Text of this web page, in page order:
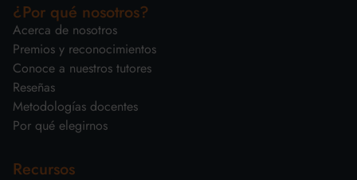
¿Por qué nosotros?
Acerca de nosotros
Premios y reconocimientos
Conoce a nuestros tutores
Reseñas
Metodologías docentes
Por qué elegirnos
Recursos